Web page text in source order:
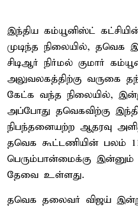
இந்திய கம்யூனிஸ்ட்
முடிந்த நிலையில்,
சிடிஆர் நிர்மல் குமார்
அலுவலகத்திற்கு வருகை
கேட்க வந்த நிலையில்,
அப்போது தவெகவிற்கு
நிபந்தனையற்ற ஆதரவு
தவெக கூட்டணியின் பலம்
பெரும்பான்மைக்கு
தேவை உள்ளது.
தவெக தலைவர் விஜய்